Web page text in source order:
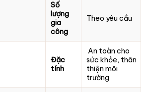
Số
lượng
gia
công
Theo yêu cầu
Đặc
tính
An toàn cho
sức khỏe, thân
thiện môi
trường